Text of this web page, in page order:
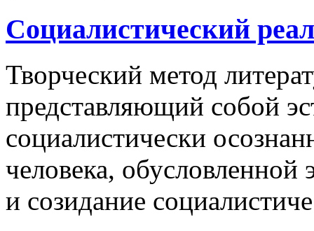
Социалистический
Творческий метод
представляющий собой
социалистически
человека, обусловленной
и созидание